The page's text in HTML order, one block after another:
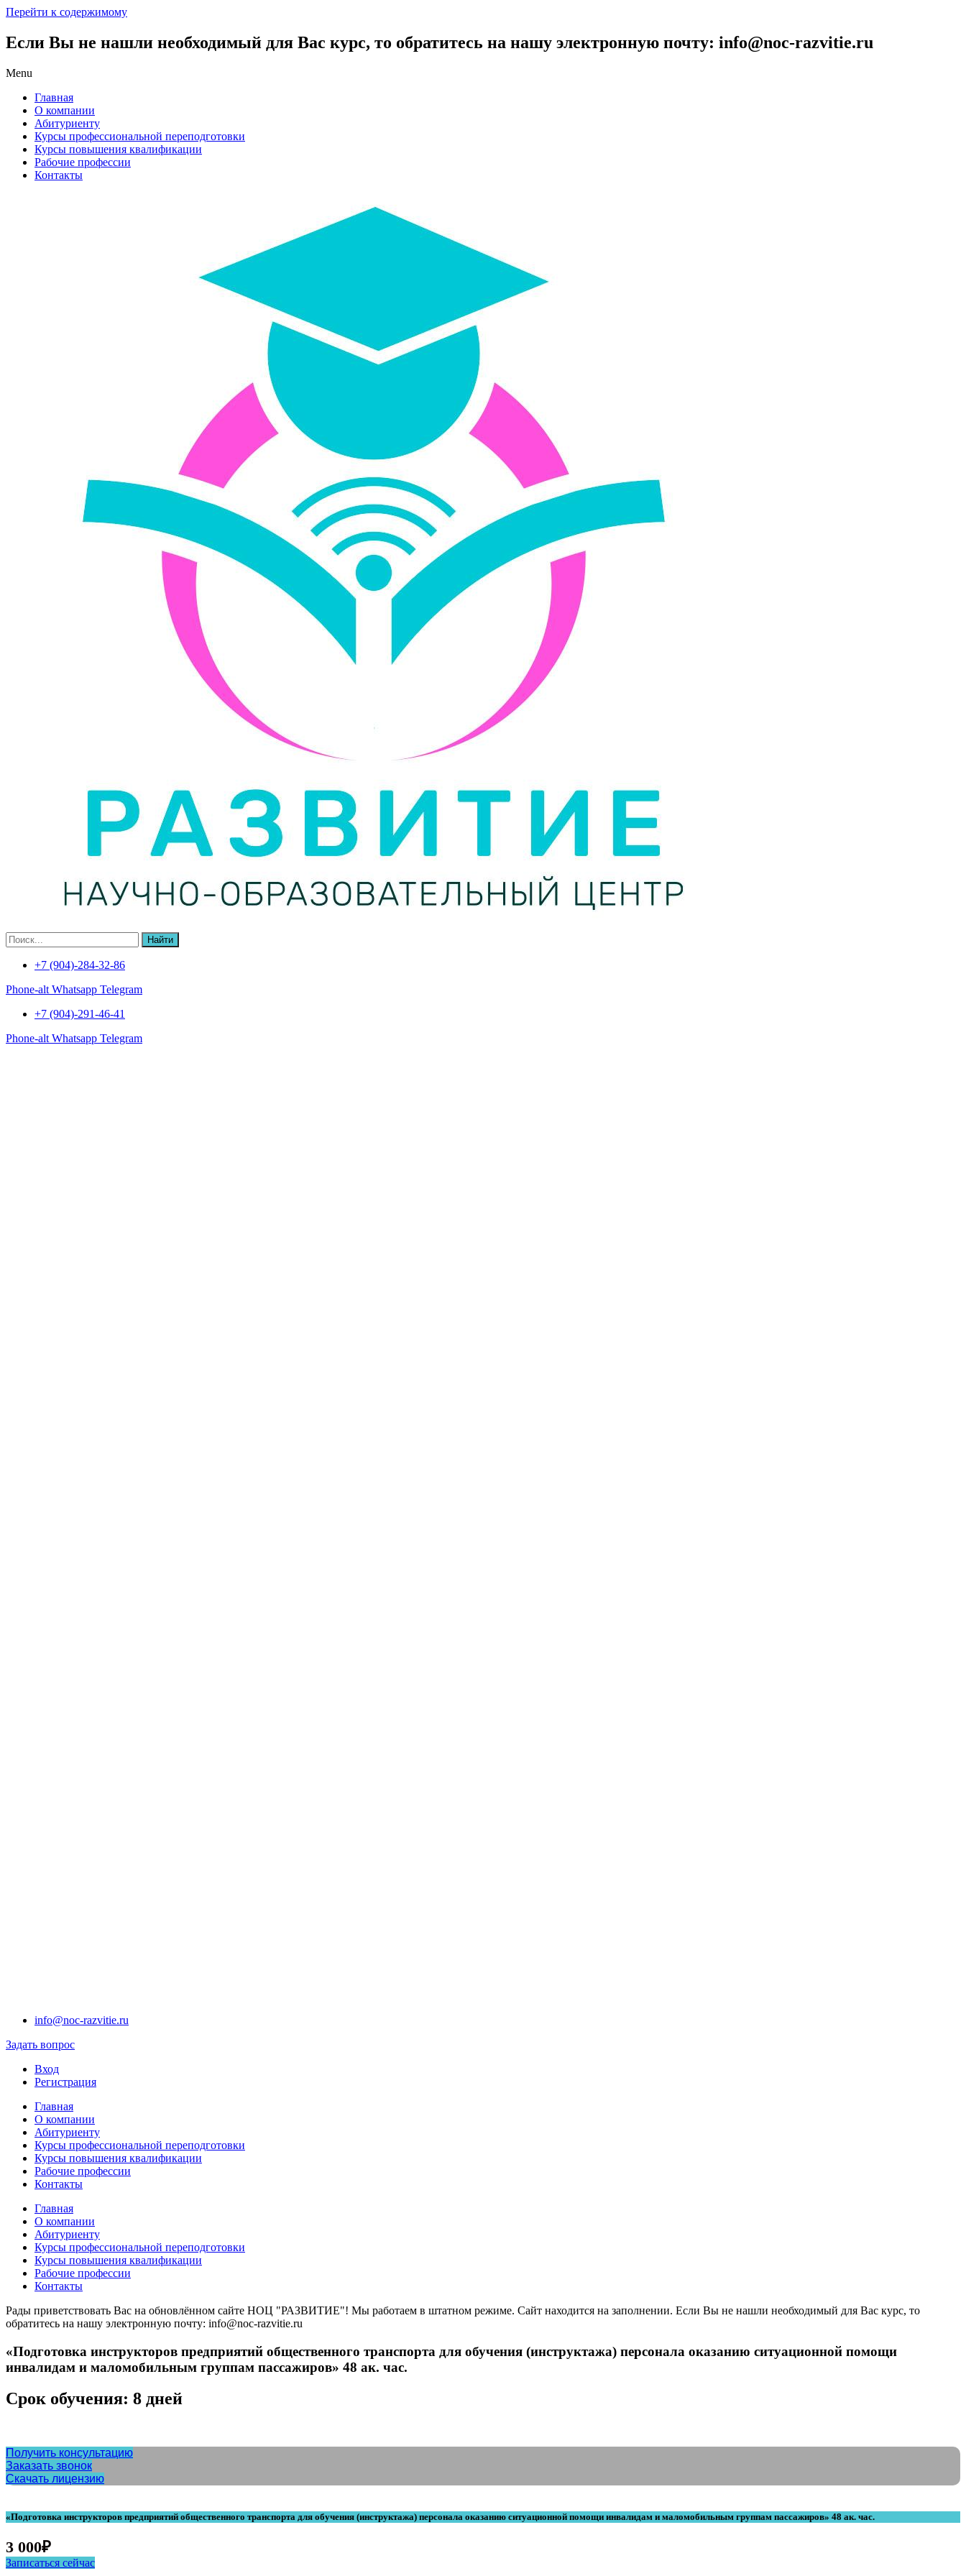
Перейти к содержимому
Если Вы не нашли необходимый для Вас курс, то обратитесь на нашу электронную почту: info@noc-razvitie.ru
Menu
Главная
О компании
Абитуриенту
Курсы профессиональной переподготовки
Курсы повышения квалификации
Рабочие профессии
Контакты
Найти
+7 (904)-284-32-86
Phone-alt Whatsapp Telegram
+7 (904)-291-46-41
Phone-alt Whatsapp Telegram
info@noc-razvitie.ru
Задать вопрос
Вход
Регистрация
Главная
О компании
Абитуриенту
Курсы профессиональной переподготовки
Курсы повышения квалификации
Рабочие профессии
Контакты
Главная
О компании
Абитуриенту
Курсы профессиональной переподготовки
Курсы повышения квалификации
Рабочие профессии
Контакты
Рады приветствовать Вас на обновлённом сайте НОЦ "РАЗВИТИЕ"! Мы работаем в штатном режиме. Сайт находится на заполнении. Если Вы не нашли необходимый для Вас курс, то
обратитесь на нашу электронную почту: info@noc-razvitie.ru
«Подготовка инструкторов предприятий общественного транспорта для обучения (инструктажа) персонала оказанию ситуационной помощи
инвалидам и маломобильным группам пассажиров» 48 ак. час.
Срок обучения: 8 дней
Получить консультацию
Заказать звонок
Скачать лицензию
«Подготовка инструкторов предприятий общественного транспорта для обучения (инструктажа) персонала оказанию ситуационной помощи инвалидам и маломобильным группам пассажиров» 48 ак. час.
3 000₽
Записаться сейчас